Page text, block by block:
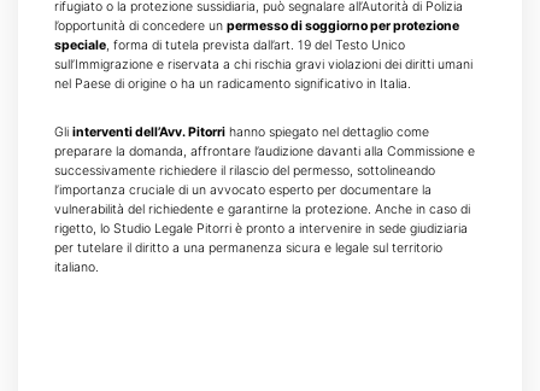
rifugiato o la protezione sussidiaria, può segnalare all’Autorità di Polizia
l’opportunità di concedere un permesso di soggiorno per protezione
speciale, forma di tutela prevista dall’art. 19 del Testo Unico
sull’Immigrazione e riservata a chi rischia gravi violazioni dei diritti umani
nel Paese di origine o ha un radicamento significativo in Italia.
Gli interventi dell’Avv. Pitorri hanno spiegato nel dettaglio come
preparare la domanda, affrontare l’audizione davanti alla Commissione e
successivamente richiedere il rilascio del permesso, sottolineando
l’importanza cruciale di un avvocato esperto per documentare la
vulnerabilità del richiedente e garantirne la protezione. Anche in caso di
rigetto, lo Studio Legale Pitorri è pronto a intervenire in sede giudiziaria
per tutelare il diritto a una permanenza sicura e legale sul territorio
italiano.